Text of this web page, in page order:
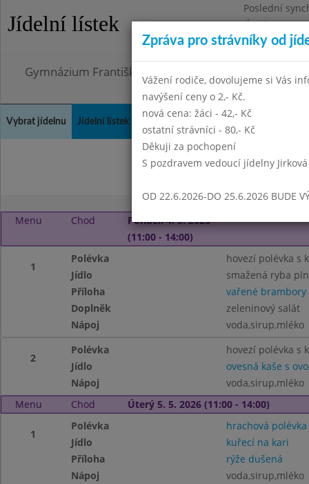
Jídelní lístek
Poslední
Úterý
Omezení
Gymnázium Františka Palackého, Neratovice,
Vybrat jídelnu Jídelní lístek
Březen 2026
Menu Chod
Pondělí 4. 5. 2026
(11:00 - 14:00)
1
Polévka
hovezí polévka s
Jídlo
smažená ryba
Příloha
vařené brambory
Doplněk
zeleninový salát
Nápoj
voda,sirup,mléko
2
Polévka
hovezí polévka s
Jídlo
ovesná kaše s
Nápoj
voda,sirup,mléko
Menu
Chod Úterý 5. 5. 2026 (11:00 - 14:00)
1
Polévka
hrachová polévka
Jídlo
kuřecí na kari
Příloha
rýže dušená
Nápoj
voda,sirup,mléko
Zpráva pro strávníky od
Vážení rodiče, dovolujeme si Vás
navýšení ceny o 2,- Kč.
nová cena: žáci - 42,- Kč
ostatní strávníci - 80,- Kč
Děkuji za pochopení
S pozdravem vedoucí jídelny Jirková
OD 22.6.2026-DO 25.6.2026 BUDE